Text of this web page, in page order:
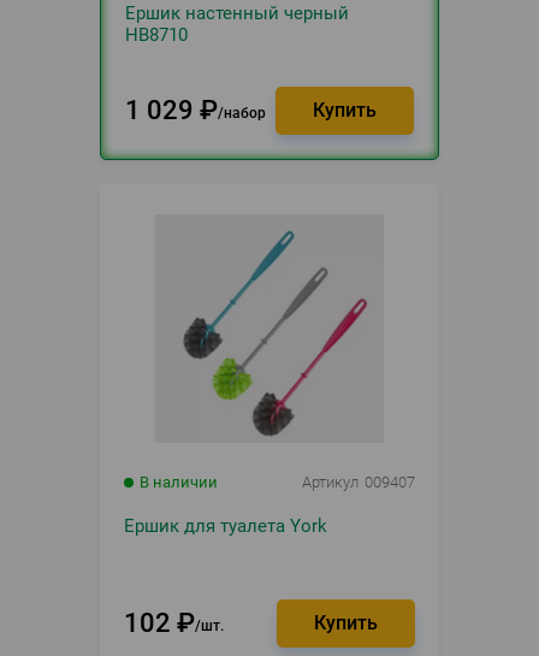
Ершик настенный черный
HB8710
1 029 ₽ набор
В наличии Артикул 009407
Ершик для туалета York
102 ₽ шт.